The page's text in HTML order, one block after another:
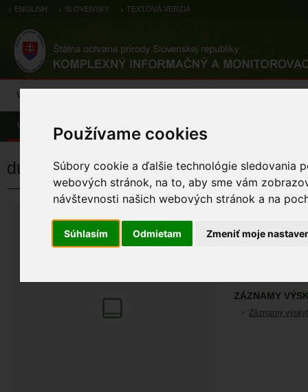
Používame cookies
Súbory cookie a ďalšie technológie sledovania
webových stránok, na to, aby sme vám
návštevnosti našich webových stránok a na
Súhlasím Odmietam Zmeniť moje
ENGLISH SLOVENSKY TEXTOVÁ VERZIA
Výsledky monitoringu
Úvod Atlas Atlas rastlín
dušovka rolná vlnatá
ZÁZNAMY
Záznamy